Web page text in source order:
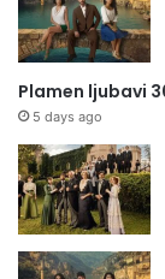
Plamen ljubavi
5 days ago